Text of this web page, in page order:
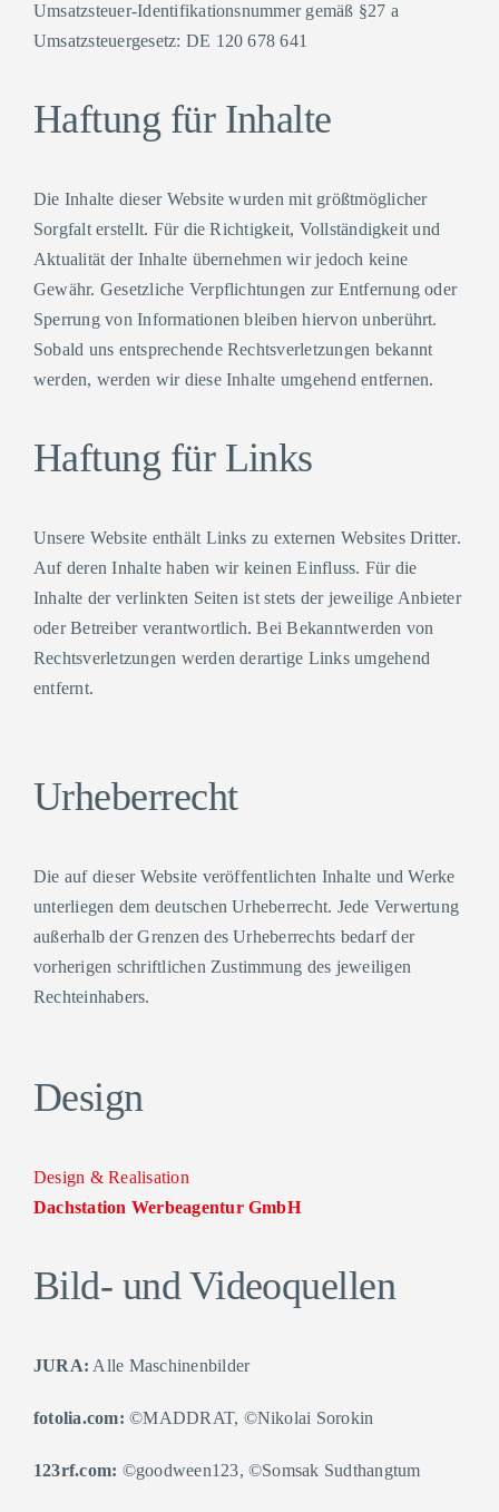
Umsatzsteuer-Identifikationsnummer gemäß §27 a
Umsatzsteuergesetz: DE 120 678 641
Haftung für Inhalte
Die Inhalte dieser Website wurden mit größtmöglicher
Sorgfalt erstellt. Für die Richtigkeit, Vollständigkeit und
Aktualität der Inhalte übernehmen wir jedoch keine
Gewähr. Gesetzliche Verpflichtungen zur Entfernung oder
Sperrung von Informationen bleiben hiervon unberührt.
Sobald uns entsprechende Rechtsverletzungen bekannt
werden, werden wir diese Inhalte umgehend entfernen.
Haftung für Links
Unsere Website enthält Links zu externen Websites Dritter.
Auf deren Inhalte haben wir keinen Einfluss. Für die
Inhalte der verlinkten Seiten ist stets der jeweilige Anbieter
oder Betreiber verantwortlich. Bei Bekanntwerden von
Rechtsverletzungen werden derartige Links umgehend
entfernt.
Urheberrecht
Die auf dieser Website veröffentlichten Inhalte und Werke
unterliegen dem deutschen Urheberrecht. Jede Verwertung
außerhalb der Grenzen des Urheberrechts bedarf der
vorherigen schriftlichen Zustimmung des jeweiligen
Rechteinhabers.
Design
Design & Realisation
Dachstation Werbeagentur GmbH
Bild- und Videoquellen
JURA: Alle Maschinenbilder
fotolia.com: ©MADDRAT, ©Nikolai Sorokin
123rf.com: ©goodween123, ©Somsak Sudthangtum